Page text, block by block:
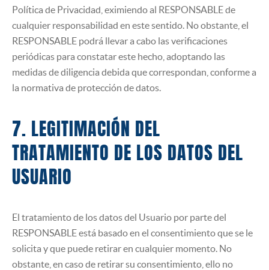
Política de Privacidad, eximiendo al RESPONSABLE de
cualquier responsabilidad en este sentido. No obstante, el
RESPONSABLE podrá llevar a cabo las verificaciones
periódicas para constatar este hecho, adoptando las
medidas de diligencia debida que correspondan, conforme a
la normativa de protección de datos.
7. LEGITIMACIÓN DEL
TRATAMIENTO DE LOS DATOS DEL
USUARIO
El tratamiento de los datos del Usuario por parte del
RESPONSABLE está basado en el consentimiento que se le
solicita y que puede retirar en cualquier momento. No
obstante, en caso de retirar su consentimiento, ello no